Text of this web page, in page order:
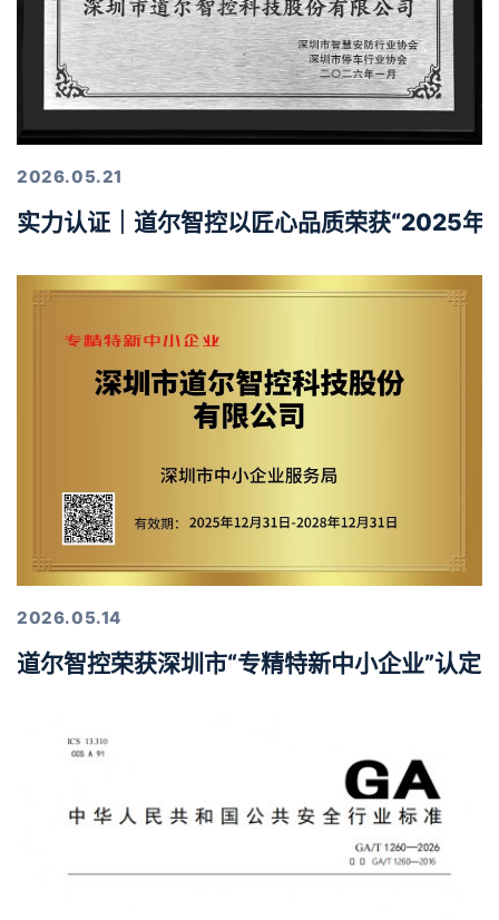
2026.05.21
实力认证｜道尔智控以匠心品质荣获“2025年
2026.05.14
道尔智控荣获深圳市“专精特新中小企业”认定